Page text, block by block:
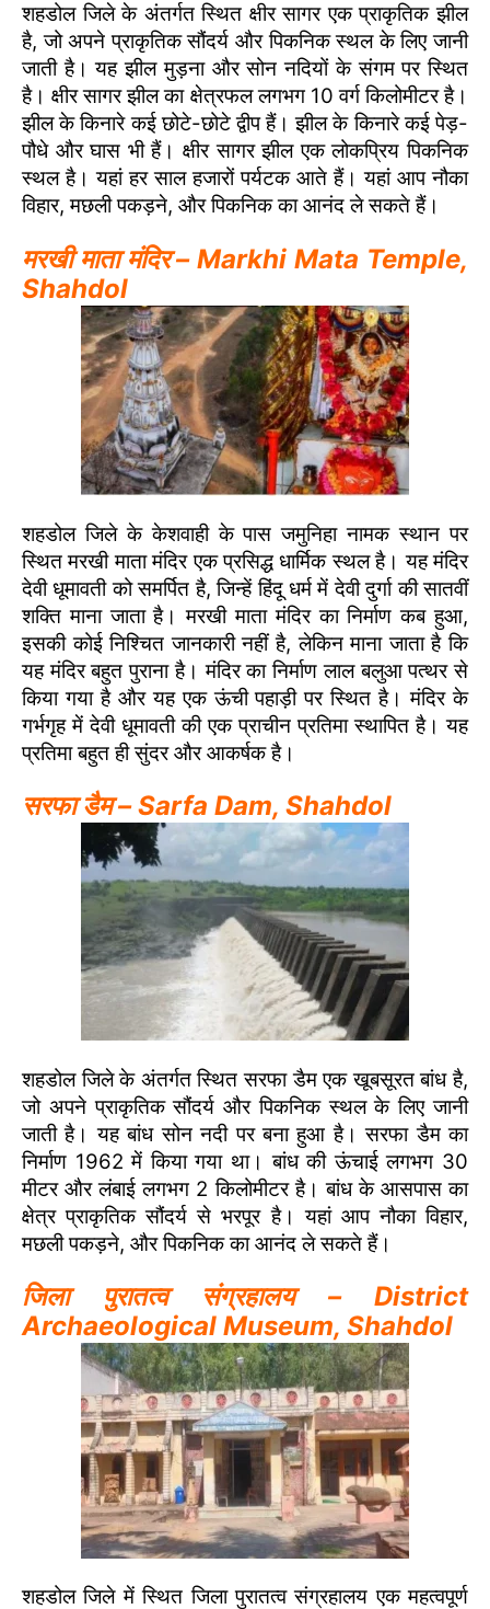
शहडोल जिले के अंतर्गत स्थित क्षीर सागर एक प्राकृतिक झील
है, जो अपने प्राकृतिक सौंदर्य और पिकनिक स्थल के लिए जानी
जाती है। यह झील मुड़ना और सोन नदियों के संगम पर स्थित
है। क्षीर सागर झील का क्षेत्रफल लगभग 10 वर्ग किलोमीटर है।
झील के किनारे कई छोटे-छोटे द्वीप हैं। झील के किनारे कई पेड़-
पौधे और घास भी हैं। क्षीर सागर झील एक लोकप्रिय पिकनिक
स्थल है। यहां हर साल हजारों पर्यटक आते हैं। यहां आप नौका
विहार, मछली पकड़ने, और पिकनिक का आनंद ले सकते हैं।
मरखी माता मंदिर – Markhi Mata Temple,
Shahdol
शहडोल जिले के केशवाही के पास जमुनिहा नामक स्थान पर
स्थित मरखी माता मंदिर एक प्रसिद्ध धार्मिक स्थल है। यह मंदिर
देवी धूमावती को समर्पित है, जिन्हें हिंदू धर्म में देवी दुर्गा की सातवीं
शक्ति माना जाता है। मरखी माता मंदिर का निर्माण कब हुआ,
इसकी कोई निश्चित जानकारी नहीं है, लेकिन माना जाता है कि
यह मंदिर बहुत पुराना है। मंदिर का निर्माण लाल बलुआ पत्थर से
किया गया है और यह एक ऊंची पहाड़ी पर स्थित है। मंदिर के
गर्भगृह में देवी धूमावती की एक प्राचीन प्रतिमा स्थापित है। यह
प्रतिमा बहुत ही सुंदर और आकर्षक है।
सरफा डैम – Sarfa Dam, Shahdol
शहडोल जिले के अंतर्गत स्थित सरफा डैम एक खूबसूरत बांध है,
जो अपने प्राकृतिक सौंदर्य और पिकनिक स्थल के लिए जानी
जाती है। यह बांध सोन नदी पर बना हुआ है। सरफा डैम का
निर्माण 1962 में किया गया था। बांध की ऊंचाई लगभग 30
मीटर और लंबाई लगभग 2 किलोमीटर है। बांध के आसपास का
क्षेत्र प्राकृतिक सौंदर्य से भरपूर है। यहां आप नौका विहार,
मछली पकड़ने, और पिकनिक का आनंद ले सकते हैं।
जिला पुरातत्व संग्रहालय – District
Archaeological Museum, Shahdol
शहडोल जिले में स्थित जिला पुरातत्व संग्रहालय एक महत्वपूर्ण